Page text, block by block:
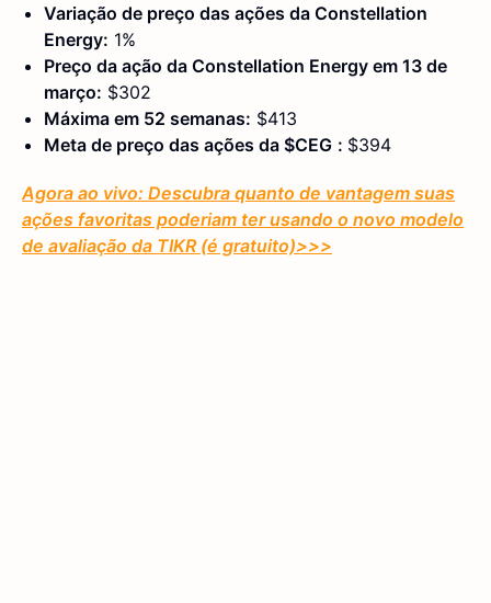
Variação de preço das ações da Constellation
Energy: 1%
Preço da ação da Constellation Energy em 13 de
março: $302
Máxima em 52 semanas: $413
Meta de preço das ações da $CEG : $394
Agora ao vivo: Descubra quanto de vantagem suas
ações favoritas poderiam ter usando o novo modelo
de avaliação da TIKR (é gratuito)>>>